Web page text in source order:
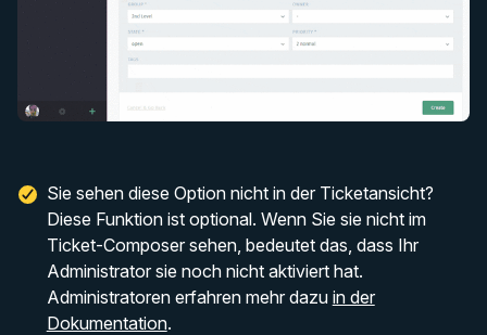
Sie sehen diese Option nicht in der Ticketansicht?
Diese Funktion ist optional. Wenn Sie sie nicht im
Ticket-Composer sehen, bedeutet das, dass Ihr
Administrator sie noch nicht aktiviert hat.
Administratoren erfahren mehr dazu in der
Dokumentation.